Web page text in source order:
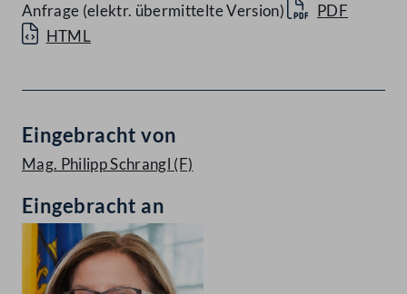
Anfrage (elektr. übermittelte Version)
PDF
HTML
Eingebracht von
Mag. Philipp Schrangl (F)
Eingebracht an